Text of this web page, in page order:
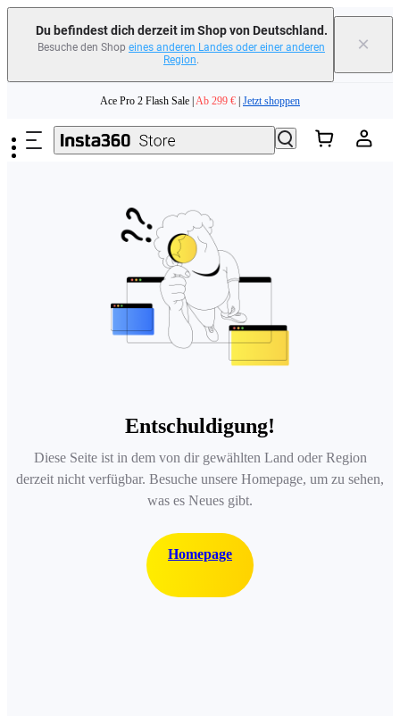
Du befindest dich derzeit im Shop von Deutschland.
Besuche den Shop eines anderen Landes oder einer anderen
Region.
×
Need shopping help? |
Ace Pro 2 Flash Sale | Ab 299 € Jetzt shoppen
Entschuldigung!
Diese Seite ist in dem von dir gewählten Land oder Region
derzeit nicht verfügbar. Besuche unsere Homepage, um zu sehen,
was es Neues gibt.
Homepage